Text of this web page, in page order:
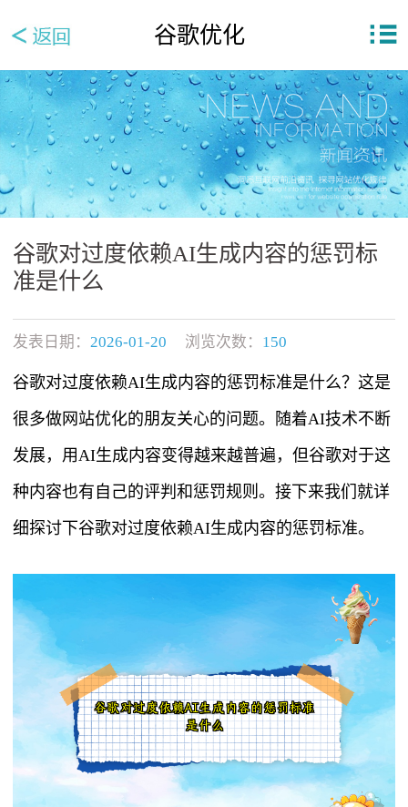
谷歌优化
谷歌对过度依赖AI生成内容的惩罚标
准是什么
发表日期： 2026-01-20 浏览次数： 150
谷歌对过度依赖AI生成内容的惩罚标准是什么？这是
很多做网站优化的朋友关心的问题。随着AI技术不断
发展，用AI生成内容变得越来越普遍，但谷歌对于这
种内容也有自己的评判和惩罚规则。接下来我们就详
细探讨下谷歌对过度依赖AI生成内容的惩罚标准。